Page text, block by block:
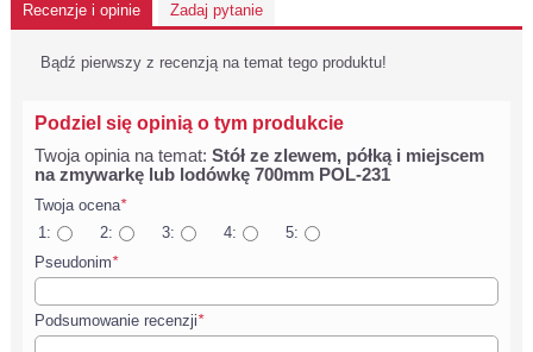
Recenzje i opinie Zadaj pytanie
Bądź pierwszy z recenzją na temat tego produktu!
Podziel się opinią o tym produkcie
Twoja opinia na temat: Stół ze zlewem, półką i miejscem
na zmywarkę lub lodówkę 700mm POL-231
Twoja ocena*
1:
2: 3: 4:
5:
Pseudonim*
Podsumowanie recenzji*